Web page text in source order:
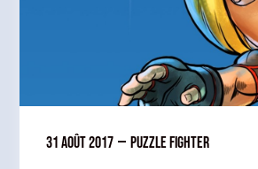
31 août 2017 — Puzzle Fighter